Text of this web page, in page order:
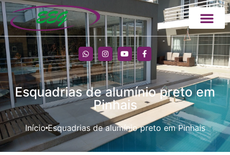
Esquadrias de alumínio preto em
Pinhais
Início Esquadrias de alumínio preto em Pinhais